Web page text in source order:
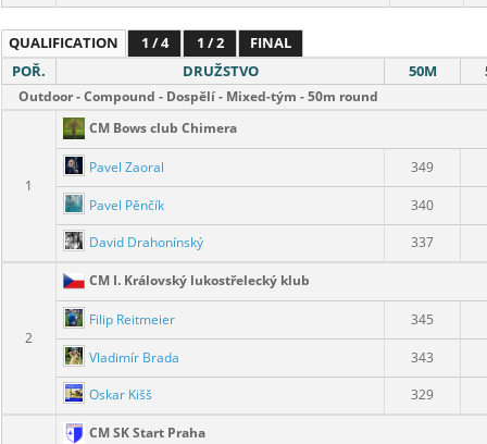
QUALIFICATION 1 / 4 1 / 2
FINAL
POŘ.
DRUŽSTVO 50M
Outdoor - Compound - Dospělí - Mixed-tým - 50m round
1
CM Bows club Chimera
Pavel Zaoral 349
Pavel Pěnčík
340
David Drahonínský
337
2
CM I. Královský lukostřelecký klub
Filip Reitmeier 345
Vladimír Brada
343
Oskar Kišš
329
CM SK Start Praha